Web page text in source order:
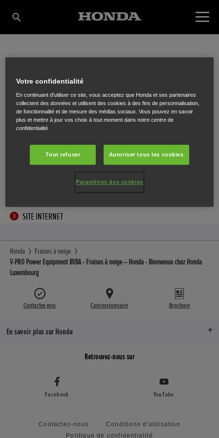
V-PRO POWER
EQUIPMENT BVBA
Nijvelsebaan 115,Overijse,3090
SITE INTERNET
Honda
Fraises à neige
V-PRO Power Equipment BVBA - Fraises à neige – Honda - Bienvenue chez Honda
Luxembourg
Contactez-moi Concessionnaire Brochure
En savoir plus sur Honda
Retrouvez-nous sur
Facebook YouTube
Contactez-nous
Conditions d'utilisation
Politique de confidentialité
Votre confidentialité
En continuant d'utiliser ce site, vous acceptez que Honda et ses partenaires
collectent des données et utilisent des cookies à des fins de personnalisation,
de fonctionnalité et de mesure des médias sociaux. Vous pouvez en savoir
plus et mettre à jour vos choix à tout moment dans notre centre de
confidentialité
Tout refuser Autoriser tous les cookies
Paramètres des cookies